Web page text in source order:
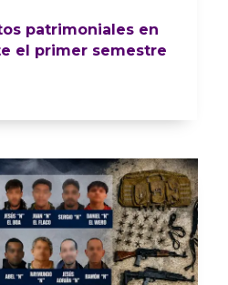
patrimoniales en
el primer semestre